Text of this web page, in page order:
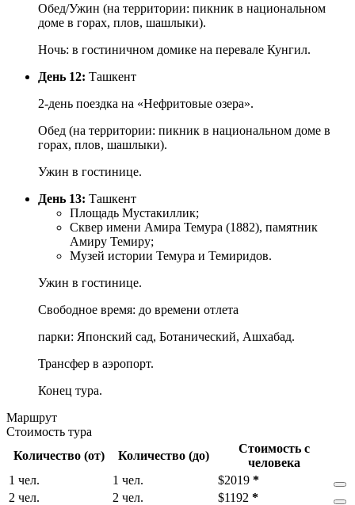
Обед/Ужин (на территории: пикник в национальном
доме в горах, плов, шашлыки).
Ночь: в гостиничном домике на перевале Кунгил.
День 12: Ташкент
2-день поездка на «Нефритовые озера».
Обед (на территории: пикник в национальном доме в
горах, плов, шашлыки).
Ужин в гостинице.
День 13: Ташкент
Площадь Мустакиллик;
Сквер имени Амира Темура (1882), памятник
Амиру Темиру;
Музей истории Темура и Темиридов.
Ужин в гостинице.
Свободное время: до времени отлета
парки: Японский сад, Ботанический, Ашхабад.
Трансфер в аэропорт.
Конец тура.
Маршрут
Стоимость тура
Количество (от)
Количество (до)
Стоимость с
человека
1 чел.
1 чел. $2019 *
2 чел.
2 чел. $1192 *